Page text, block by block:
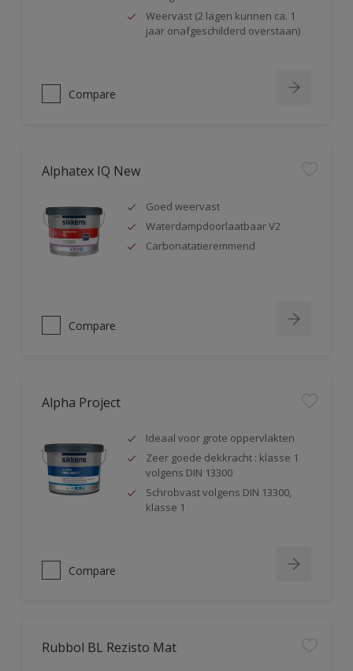
Weervast (2 lagen kunnen ca. 1
jaar onafgeschilderd overstaan)
Compare
Alphatex IQ New
Goed weervast
Waterdampdoorlaatbaar V2
Carbonatatieremmend
Compare
Alpha Project
Ideaal voor grote oppervlakten
Zeer goede dekkracht : klasse 1
volgens DIN 13300
Schrobvast volgens DIN 13300,
klasse 1
Compare
Rubbol BL Rezisto Mat